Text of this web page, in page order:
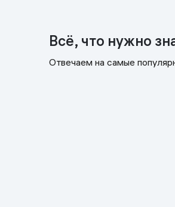
Всё, что нужно
Отвечаем на самые